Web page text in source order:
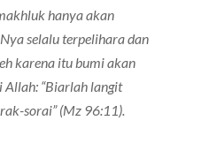
hanya akan
selalu terpelihara dan
karena itu bumi akan
“Biarlah langit
sorai” (Mz 96:11).